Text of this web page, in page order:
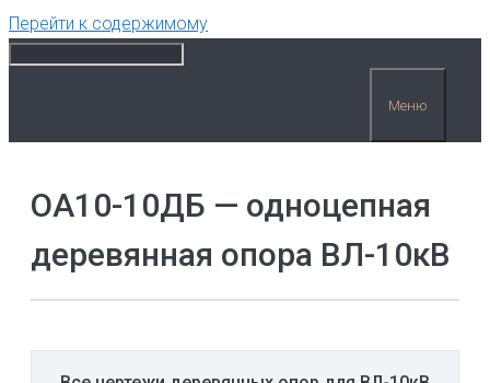
Перейти к содержимому
Меню
ОА10-10ДБ — одноцепная
деревянная опора ВЛ-10кВ